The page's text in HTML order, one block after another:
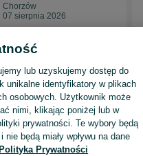
Chorzów
07 sierpnia 2026
Modelarstwo Statki i okręty
Mazowiecki
lub uzyskujemy dostęp do
unikalne identyfikatory w plikach
osobowych. Użytkownik może
nimi, klikając poniżej lub w
prywatności. Te wybory będą
będą miały wpływu na dane
Polityka Prywatności